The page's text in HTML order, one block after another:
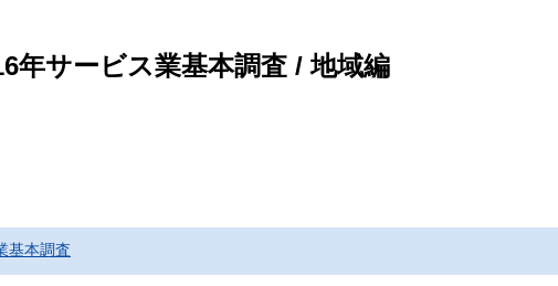
年サービス業基本調査 / 地域編
基本調査